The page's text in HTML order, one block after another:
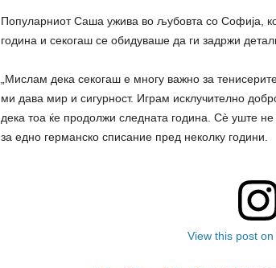
Популарниот Саша ужива во љубовта со Софија,
година и секогаш се обидуваше да ги задржи
„Мислам дека секогаш е многу важно за
ми дава мир и сигурност. Играм исклучително
дека тоа ќе продолжи следната година. Сè уште не
за едно германско списание пред неколку години.
View this post